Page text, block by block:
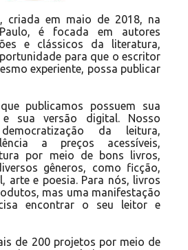
, criada em maio de 2018, na
é focada em autores
e clássicos da literatura,
para que o escritor
experiente, possa publicar
publicamos possuem sua
e sua versão digital. Nosso
da leitura,
a preços acessíveis,
por meio de bons livros,
gêneros, como ficção,
arte e poesia. Para nós, livros
mas uma manifestação
encontrar o seu leitor e
de 200 projetos por meio de